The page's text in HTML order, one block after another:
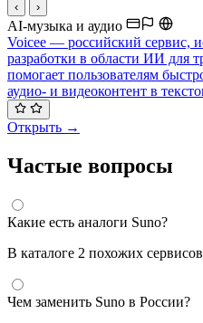
‹ ›
AI-музыка и аудио
Voicee — российский сервис,
разработки в области ИИ для
помогает пользователям
аудио- и видеоконтент в
Открыть →
Частые вопросы
Какие есть аналоги Suno?
В каталоге 2 похожих
Чем заменить Suno в России?